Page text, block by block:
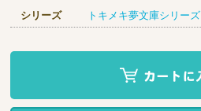
シリーズ
トキメキ夢文庫シリーズ